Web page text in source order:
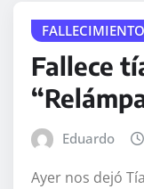
FALLECIMIENTO
Fallece
Eduardo
Ayer nos dejó